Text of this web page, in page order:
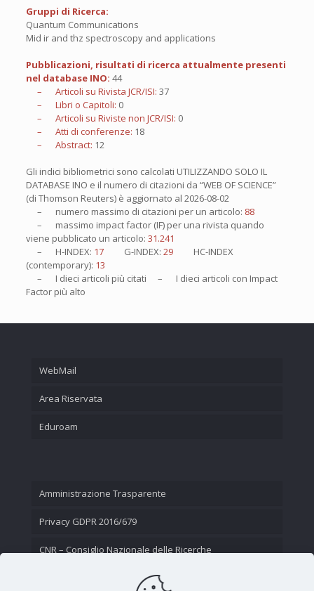
Gruppi di Ricerca:
Quantum Communications
Mid ir and thz spectroscopy and applications
Pubblicazioni, risultati di ricerca attualmente presenti
nel database INO: 44
– Articoli su Rivista JCR/ISI: 37
– Libri o Capitoli: 0
– Articoli su Riviste non JCR/ISI: 0
– Atti di conferenze: 18
– Abstract: 12
Gli indici bibliometrici sono calcolati UTILIZZANDO SOLO IL
DATABASE INO e il numero di citazioni da “WEB OF SCIENCE”
(di Thomson Reuters) è aggiornato al 2026-08-02
– numero massimo di citazioni per un articolo: 88
– massimo impact factor (IF) per una rivista quando
viene pubblicato un articolo: 31.241
– H-INDEX: 17 G-INDEX: 29
HC-INDEX
(contemporary): 13
– I dieci articoli più citati – I dieci articoli con Impact
Factor più alto
WebMail
Area Riservata
Eduroam
Amministrazione Trasparente
Privacy GDPR 2016/679
CNR – Consiglio Nazionale delle Ricerche